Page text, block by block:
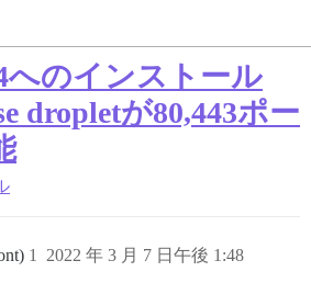
へのインストール
dropletが80,443ポー
2022 年 3 月 7 日午後 1:48
1